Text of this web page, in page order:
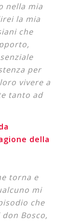
nella mia
la mia
che
per
vivere a
tanto ad
della
torna e
mi
che
Bosco,